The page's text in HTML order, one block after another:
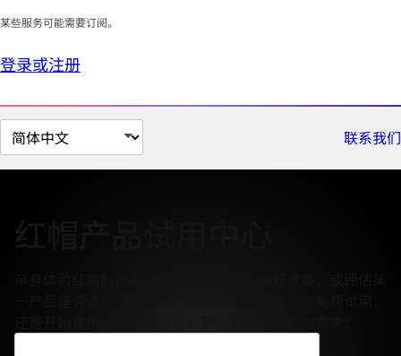
某些服务可能需要订阅。
登录或注册
切
换
联系我们